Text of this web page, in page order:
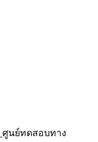
ศูนย์ทดสอบทาง